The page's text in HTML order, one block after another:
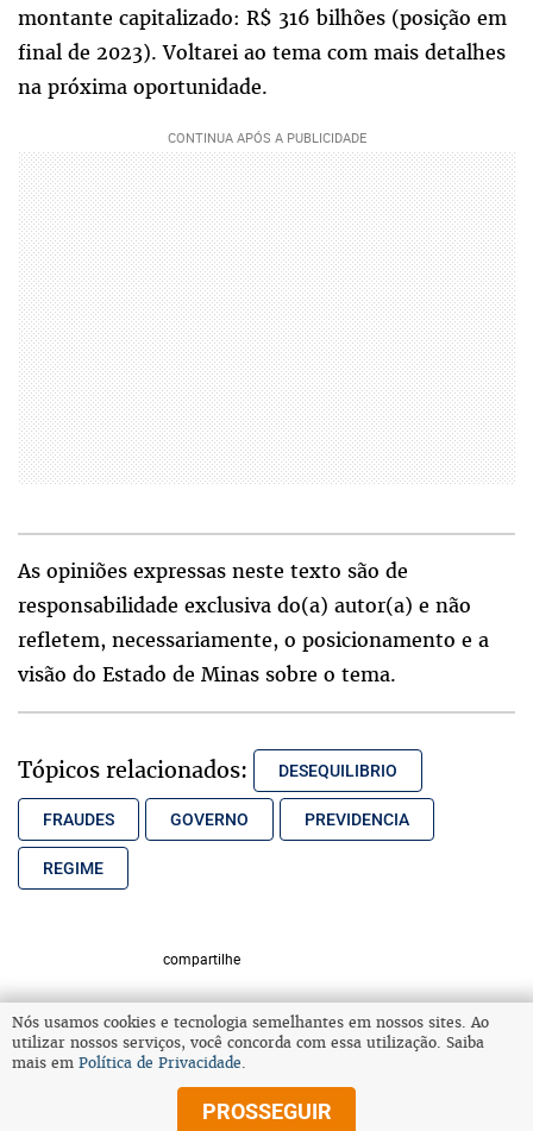
montante capitalizado: R$ 316 bilhões (posição em
final de 2023). Voltarei ao tema com mais detalhes
na próxima oportunidade.
As opiniões expressas neste texto são de
responsabilidade exclusiva do(a) autor(a) e não
refletem, necessariamente, o posicionamento e a
visão do Estado de Minas sobre o tema.
Tópicos relacionados: DESEQUILIBRIO
FRAUDES GOVERNO PREVIDENCIA
REGIME
compartilhe
VOLTAR AO TOPO
© Copyright 2025 Diários Associados
Nós usamos cookies e tecnologia semelhantes em nossos sites. Ao
utilizar nossos serviços, você concorda com essa utilização. Saiba
mais em Política de Privacidade.
PROSSEGUIR